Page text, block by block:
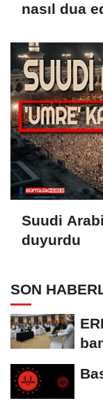
nasıl dua
Suudi
duyurdu
SON